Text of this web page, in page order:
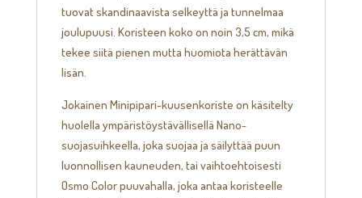
tuovat skandinaavista selkeyttä ja tunnelmaa
joulupuusi. Koristeen koko on noin 3,5 cm, mikä
tekee siitä pienen mutta huomiota herättävän
lisän.
Jokainen Minipipari-kuusenkoriste on käsitelty
huolella ympäristöystävällisellä Nano-
suojasuihkeella, joka suojaa ja säilyttää puun
luonnollisen kauneuden, tai vaihtoehtoisesti
Osmo Color puuvahalla, joka antaa koristeelle